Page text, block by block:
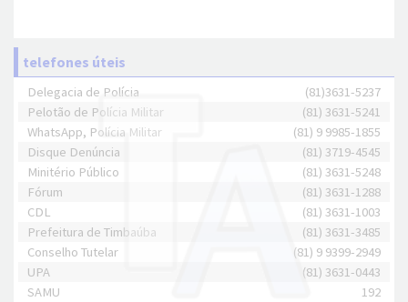
telefones úteis
Delegacia de Polícia
(81)3631-5237
Pelotão de Polícia Militar
(81) 3631-5241
WhatsApp, Polícia Militar
(81) 9 9985-1855
Disque Denúncia
(81) 3719-4545
Minitério Público
(81) 3631-5248
Fórum
(81) 3631-1288
CDL
(81) 3631-1003
Prefeitura de Timbaúba
(81) 3631-3485
Conselho Tutelar
(81) 9 9399-2949
UPA
(81) 3631-0443
SAMU
192